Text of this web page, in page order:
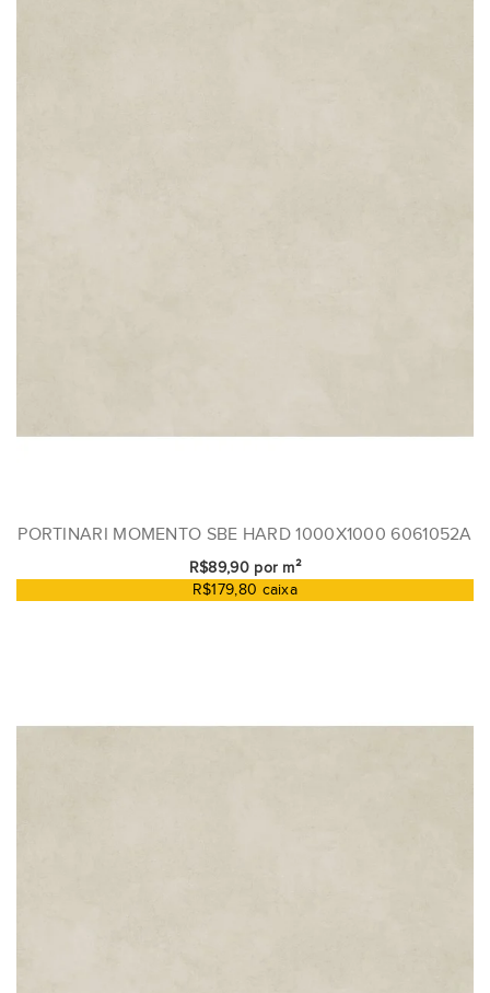
PORTINARI MOMENTO SBE HARD 1000X1000 6061052A
R$89,90 por m²
R$179,80 caixa